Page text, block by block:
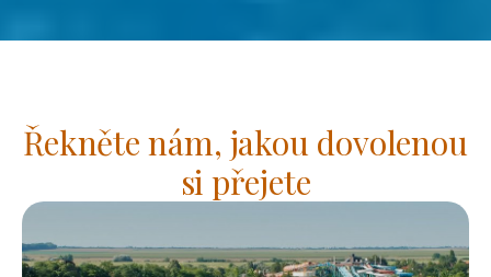
Řekněte nám, jakou dovolenou
si přejete